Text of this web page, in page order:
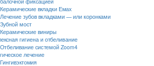
Керамические вкладки Емах
Лечение зубов вкладками — или коронками
Зубной мост
Керамические виниры
гигиена и отбеливание
Отбеливание системой Zoom4
лечение
Гингивэктомия